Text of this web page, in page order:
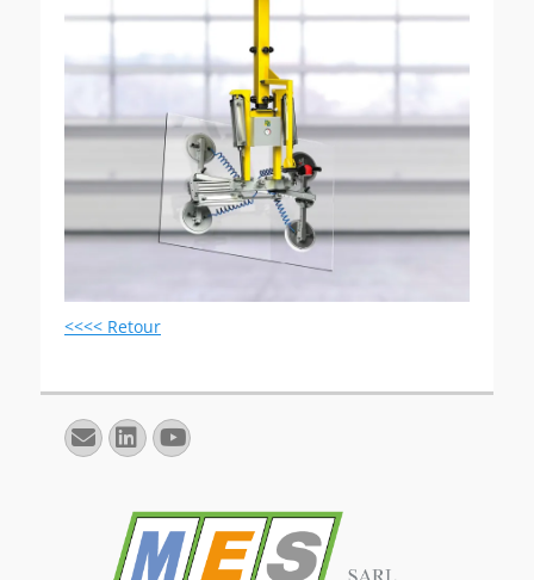
<<<< Retour
E-
mail
Linkedin
YouTube